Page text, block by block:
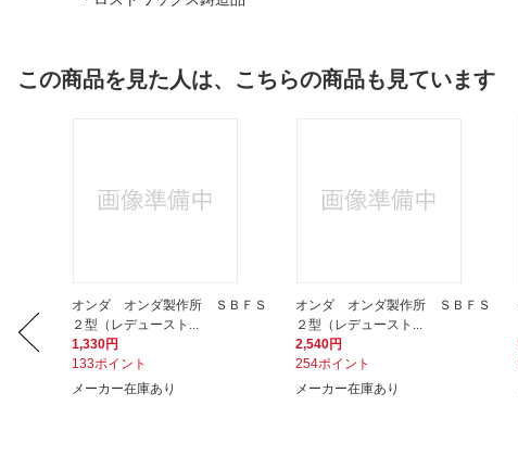
この商品を見た人は、こちらの商品も見ています
オンダ オンダ製作所 ＳＢＦＳ
２型（レデュースト...
1,330円
133ポイント
メーカー在庫あり
オンダ オンダ製作所 ＳＢＦＳ
２型（レデュースト...
2,540円
254ポイント
メーカー在庫あり